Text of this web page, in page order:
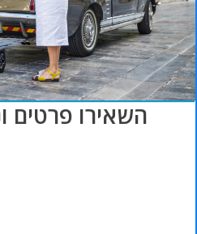
השאירו פרטים